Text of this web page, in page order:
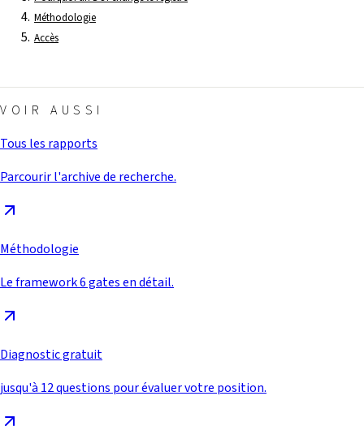
Méthodologie
Accès
VOIR AUSSI
Tous les rapports
Parcourir l'archive de recherche.
Méthodologie
Le framework 6 gates en détail.
Diagnostic gratuit
jusqu'à 12 questions pour évaluer votre position.